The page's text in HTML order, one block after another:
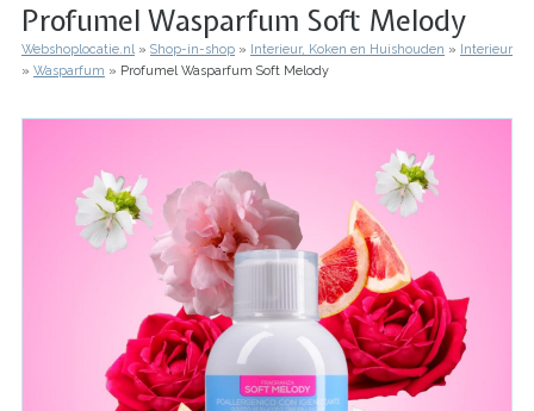
Profumel Wasparfum Soft Melody
Kruimelpad
Webshoplocatie.nl Shop-in-shop Interieur, Koken en Huishouden
Interieur
Wasparfum
Profumel Wasparfum Soft Melody